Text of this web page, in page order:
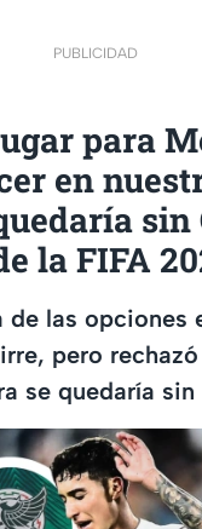
PUBLICIDAD
para
en
sin
la FIFA
de las opciones
pero
se quedaría sin